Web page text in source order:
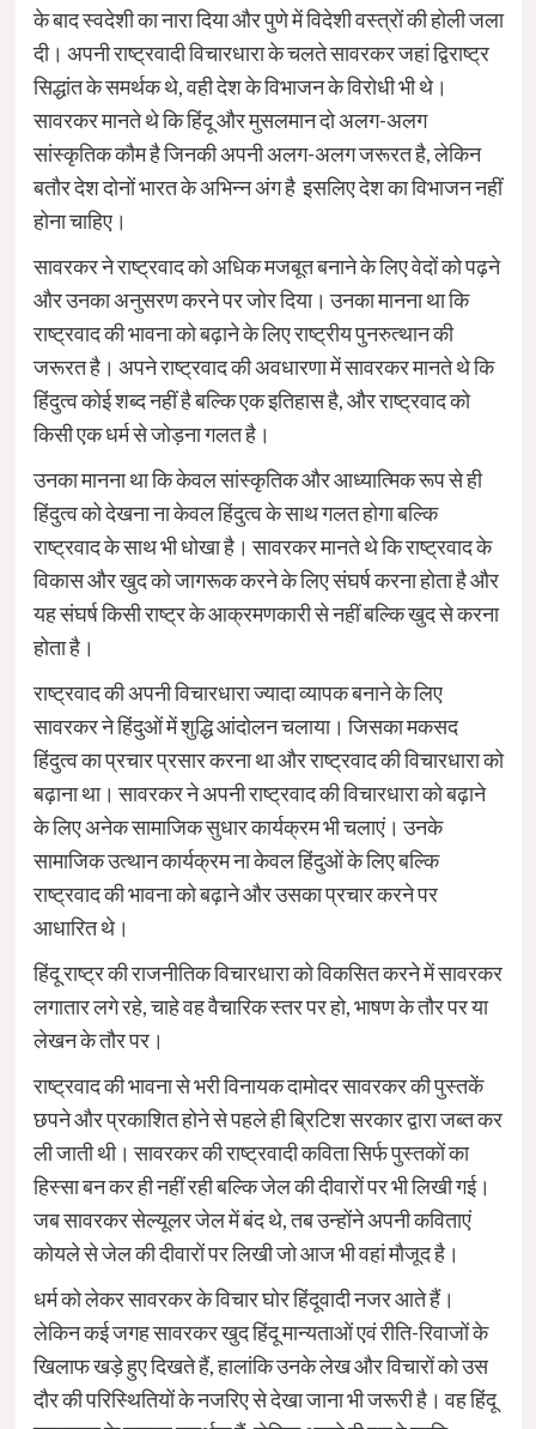
के बाद स्वदेशी का नारा दिया और पुणे में विदेशी वस्त्रों की होली जला
दी। अपनी राष्ट्रवादी विचारधारा के चलते सावरकर जहां द्विराष्ट्र
सिद्धांत के समर्थक थे, वही देश के विभाजन के विरोधी भी थे।
सावरकर मानते थे कि हिंदू और मुसलमान दो अलग-अलग
सांस्कृतिक कौम है जिनकी अपनी अलग-अलग जरूरत है, लेकिन
बतौर देश दोनों भारत के अभिन्न अंग है इसलिए देश का विभाजन नहीं
होना चाहिए।
सावरकर ने राष्ट्रवाद को अधिक मजबूत बनाने के लिए वेदों को पढ़ने
और उनका अनुसरण करने पर जोर दिया। उनका मानना था कि
राष्ट्रवाद की भावना को बढ़ाने के लिए राष्ट्रीय पुनरुत्थान की
जरूरत है। अपने राष्ट्रवाद की अवधारणा में सावरकर मानते थे कि
हिंदुत्व कोई शब्द नहीं है बल्कि एक इतिहास है, और राष्ट्रवाद को
किसी एक धर्म से जोड़ना गलत है।
उनका मानना था कि केवल सांस्कृतिक और आध्यात्मिक रूप से ही
हिंदुत्व को देखना ना केवल हिंदुत्व के साथ गलत होगा बल्कि
राष्ट्रवाद के साथ भी धोखा है। सावरकर मानते थे कि राष्ट्रवाद के
विकास और खुद को जागरूक करने के लिए संघर्ष करना होता है और
यह संघर्ष किसी राष्ट्र के आक्रमणकारी से नहीं बल्कि खुद से करना
होता है।
राष्ट्रवाद की अपनी विचारधारा ज्यादा व्यापक बनाने के लिए
सावरकर ने हिंदुओं में शुद्धि आंदोलन चलाया। जिसका मकसद
हिंदुत्व का प्रचार प्रसार करना था और राष्ट्रवाद की विचारधारा को
बढ़ाना था। सावरकर ने अपनी राष्ट्रवाद की विचारधारा को बढ़ाने
के लिए अनेक सामाजिक सुधार कार्यक्रम भी चलाएं। उनके
सामाजिक उत्थान कार्यक्रम ना केवल हिंदुओं के लिए बल्कि
राष्ट्रवाद की भावना को बढ़ाने और उसका प्रचार करने पर
आधारित थे।
हिंदू राष्ट्र की राजनीतिक विचारधारा को विकसित करने में सावरकर
लगातार लगे रहे, चाहे वह वैचारिक स्तर पर हो, भाषण के तौर पर या
लेखन के तौर पर।
राष्ट्रवाद की भावना से भरी विनायक दामोदर सावरकर की पुस्तकें
छपने और प्रकाशित होने से पहले ही ब्रिटिश सरकार द्वारा जब्त कर
ली जाती थी। सावरकर की राष्ट्रवादी कविता सिर्फ पुस्तकों का
हिस्सा बन कर ही नहीं रही बल्कि जेल की दीवारों पर भी लिखी गई।
जब सावरकर सेल्यूलर जेल में बंद थे, तब उन्होंने अपनी कविताएं
कोयले से जेल की दीवारों पर लिखी जो आज भी वहां मौजूद है।
धर्म को लेकर सावरकर के विचार घोर हिंदूवादी नजर आते हैं।
लेकिन कई जगह सावरकर खुद हिंदू मान्यताओं एवं रीति-रिवाजों के
खिलाफ खड़े हुए दिखते हैं, हालांकि उनके लेख और विचारों को उस
दौर की परिस्थितियों के नजरिए से देखा जाना भी जरूरी है। वह हिंदू